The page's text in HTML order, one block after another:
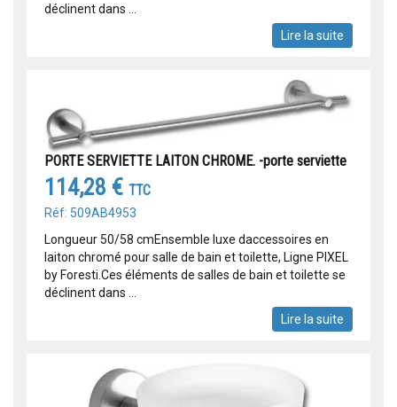
déclinent dans ...
Lire la suite
PORTE SERVIETTE LAITON CHROME. -porte serviette
114,28 € TTC
Réf: 509AB4953
Longueur 50/58 cmEnsemble luxe daccessoires en
laiton chromé pour salle de bain et toilette, Ligne PIXEL
by Foresti.Ces éléments de salles de bain et toilette se
déclinent dans ...
Lire la suite